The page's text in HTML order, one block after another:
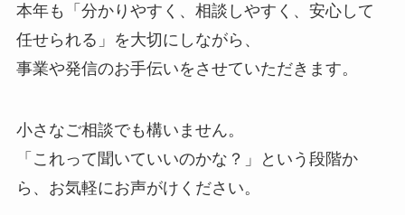
本年も「分かりやすく、相談しやすく、安心して
任せられる」を大切にしながら、
事業や発信のお手伝いをさせていただきます。
小さなご相談でも構いません。
「これって聞いていいのかな？」という段階か
ら、お気軽にお声がけください。